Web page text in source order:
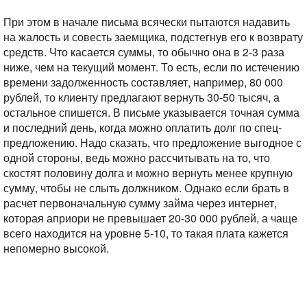
При этом в начале письма всячески пытаются надавить
на жалость и совесть заемщика, подстегнув его к возврату
средств. Что касается суммы, то обычно она в 2-3 раза
ниже, чем на текущий момент. То есть, если по истечению
времени задолженность составляет, например, 80 000
рублей, то клиенту предлагают вернуть 30-50 тысяч, а
остальное спишется. В письме указывается точная сумма
и последний день, когда можно оплатить долг по спец-
предложению. Надо сказать, что предложение выгодное с
одной стороны, ведь можно рассчитывать на то, что
скостят половину долга и можно вернуть менее крупную
сумму, чтобы не слыть должником. Однако если брать в
расчет первоначальную сумму займа через интернет,
которая априори не превышает 20-30 000 рублей, а чаще
всего находится на уровне 5-10, то такая плата кажется
непомерно высокой.